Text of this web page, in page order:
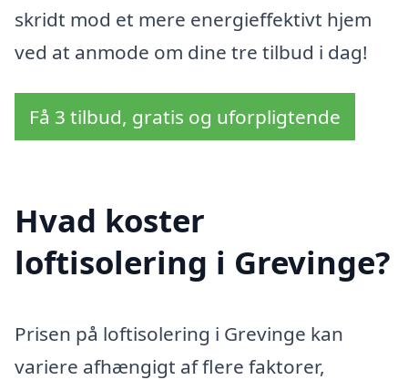
skridt mod et mere energieffektivt hjem
ved at anmode om dine tre tilbud i dag!
Få 3 tilbud, gratis og uforpligtende
Hvad koster
loftisolering i Grevinge?
Prisen på loftisolering i Grevinge kan
variere afhængigt af flere faktorer,